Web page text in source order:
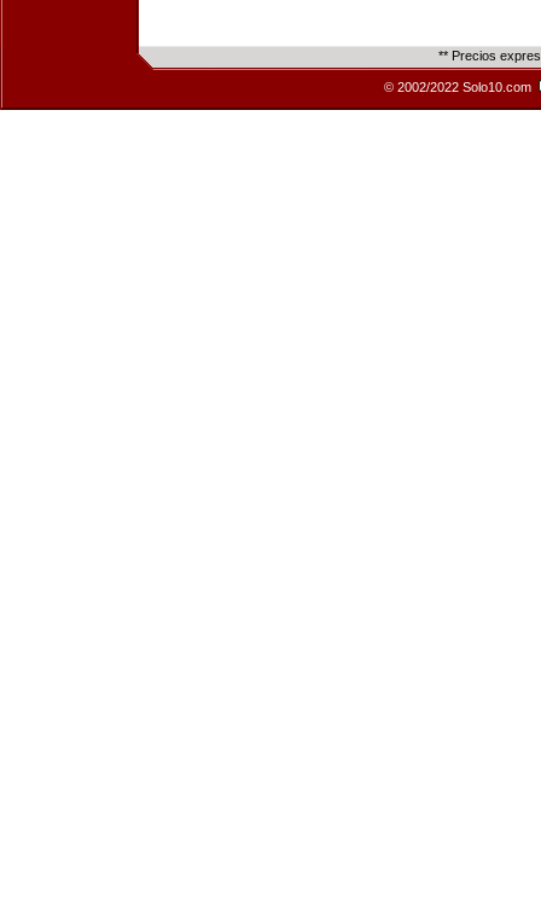
** Precios
© 2002/2022 Solo10.com